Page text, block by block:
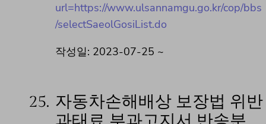
url=https://www.ulsannamgu.go.kr/cop/bbs
/selectSaeolGosiList.do
작성일: 2023-07-25 ~
25. 자동차손해배상 보장법 위반